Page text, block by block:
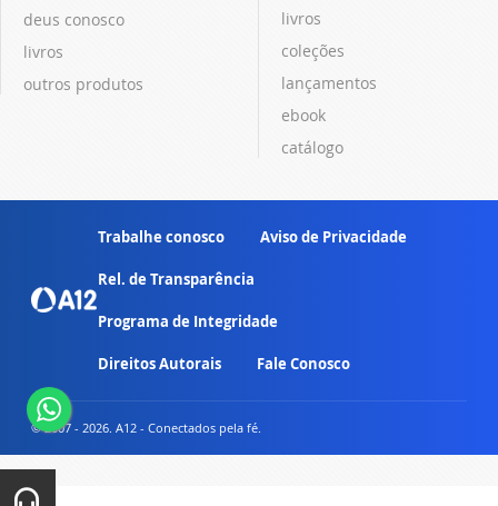
deus conosco
livros
outros produtos
livros
coleções
lançamentos
ebook
catálogo
Trabalhe conosco Aviso de Privacidade
Rel. de Transparência
Programa de Integridade
Direitos Autorais Fale Conosco
© 2007 - 2026. A12 - Conectados pela fé.